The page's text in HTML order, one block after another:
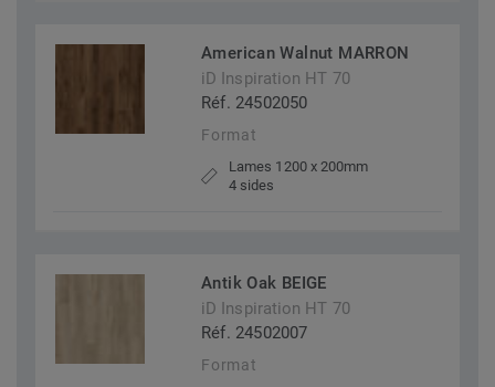
American Walnut MARRON
iD Inspiration HT 70
Réf. 24502050
Format
Lames 1200 x 200mm
4 sides
Antik Oak BEIGE
iD Inspiration HT 70
Réf. 24502007
Format